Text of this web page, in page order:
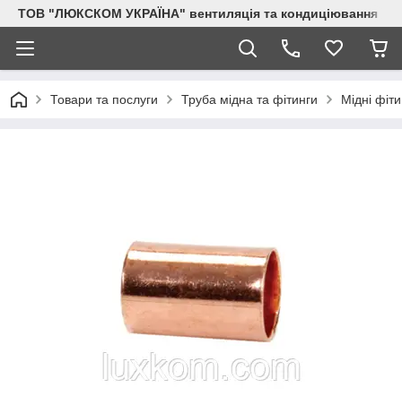
ТОВ "ЛЮКСКОМ УКРАЇНА" вентиляція та кондиціювання
Товари та послуги Труба мідна та фітинги Мідні